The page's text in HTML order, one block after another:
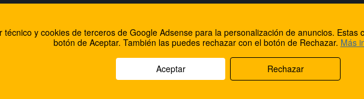
El equipo de FútbolBalear
Soluciones Corporativas IP
Facebook
Twitter
Internet Rural
Registro de
y cookies de terceros de Google Adsense para la personalización de anuncios.
botón de Aceptar. También las puedes rechazar con el botón de Rechazar. Más
Aceptar Rechazar